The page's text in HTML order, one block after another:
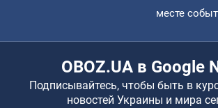
месте
OBOZ.UA в Google
Подписывайтесь, чтобы быть в
новостей Украины и мира